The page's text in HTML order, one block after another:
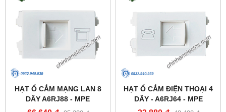
HẠT Ổ CẮM MẠNG LAN 8
DÂY A6RJ88 - MPE
HẠT Ổ CẮM ĐIỆN THOẠI 4
DÂY - A6RJ64 - MPE